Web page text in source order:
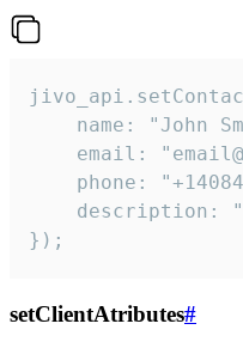
name: "John
email:
phone:
description:
});
setClientAtributes#